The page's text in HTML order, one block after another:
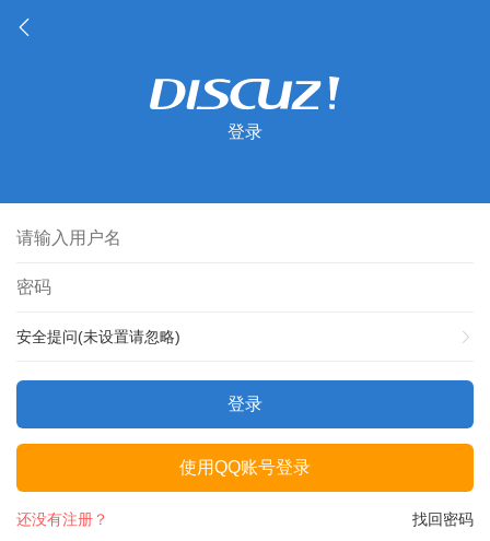
登录
安全提问(未设置请忽略)
登录
使用QQ账号登录
找回密码
还没有注册？